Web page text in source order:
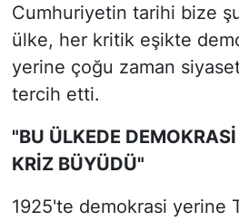
Cumhuriyetin tarihi bize
ülke, her kritik eşikte
yerine çoğu zaman
tercih etti.
"BU ÜLKEDE
KRİZ BÜYÜDÜ"
1925'te demokrasi yerine